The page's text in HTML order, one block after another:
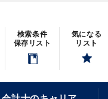
検索条件
保存リスト
気になる
リスト